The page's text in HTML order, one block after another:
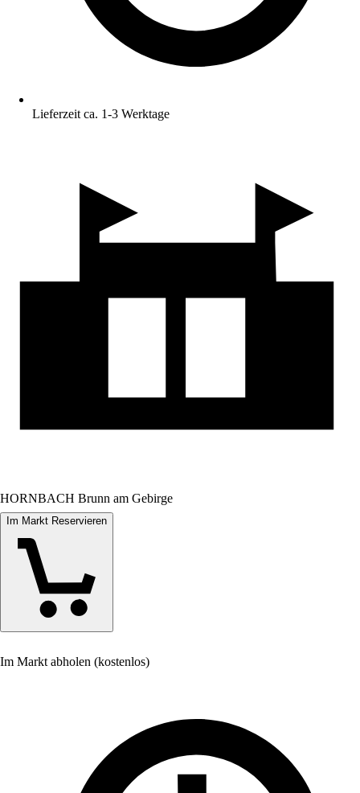
Lieferzeit ca. 1-3 Werktage
HORNBACH Brunn am Gebirge
Im Markt Reservieren
Im Markt abholen (kostenlos)